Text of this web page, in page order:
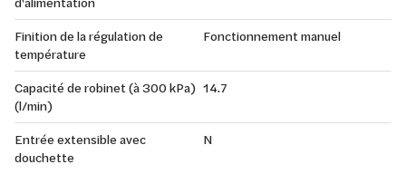
Finition de la régulation de
température
Fonctionnement manuel
Capacité de robinet (à 300 kPa)
(l/min)
14.7
Entrée extensible avec
douchette
N